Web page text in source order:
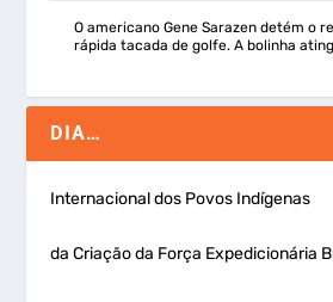
O americano Gene Sarazen detém o
rápida tacada de golfe. A bolinha
DIA…
Internacional dos Povos Indígenas
da Criação da Força Expedicionária